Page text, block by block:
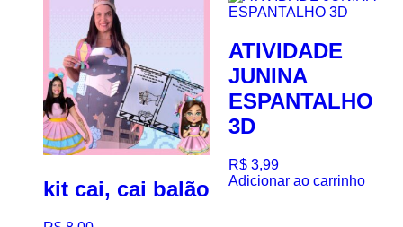
kit cai, cai balão
ATIVIDADE
JUNINA
ESPANTALHO
3D
R$ 3,99
Adicionar ao carrinho